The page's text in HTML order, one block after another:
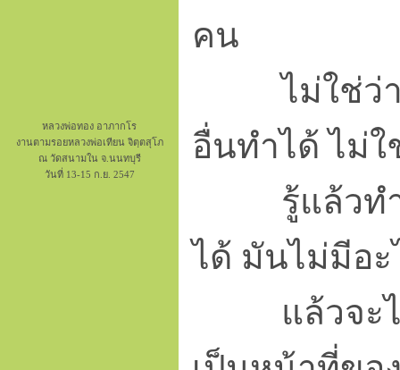
หลวงพ่อทอง อาภากโร
งานตามรอยหลวงพ่อเทียน จิตฺตสุโภ
ณ วัดสนามใน จ.นนทบุรี
วันที่ 13-15 ก.ย. 2547
คน
ไม่ใช่ว่ารู้
อื่นทำได้ ไม่
รู้แล้วทำล
ได้ มันไม่มีอ
แล้วจะไม่